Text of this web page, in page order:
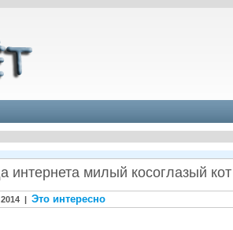
интернета милый косоглазый
2014 | Это интересно